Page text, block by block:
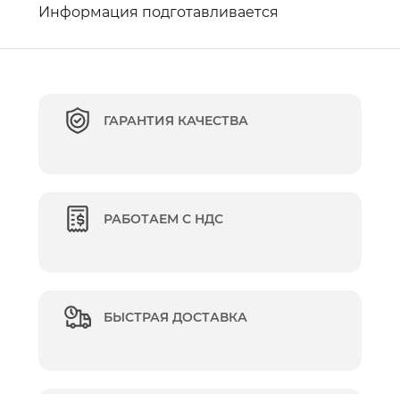
Информация подготавливается
ГАРАНТИЯ КАЧЕСТВА
РАБОТАЕМ С НДС
БЫСТРАЯ ДОСТАВКА